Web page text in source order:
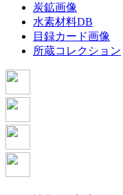
炭鉱画像
水素材料DB
目録カード画像
所蔵コレクション